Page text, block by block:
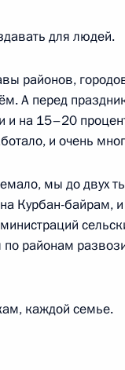
Юнус-Беком
для людей.
районов,
А перед
и на 15–20
и очень
мы до двух
Курбан-байрам, и
по районам
каждой семье.